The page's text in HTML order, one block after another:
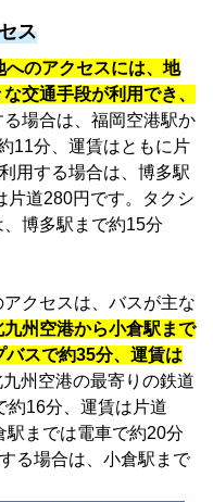
ス
のアクセスには、地
交通手段が利用でき、
場合は、福岡空港駅か
11分、運賃はともに片
用する場合は、博多駅
片道280円です。タクシ
博多駅まで約15分
クセスは、バスが主な
州空港から小倉駅まで
スで約35分、運賃は
九州空港の最寄りの鉄道
約16分、運賃は片道
までは電車で約20分
る場合は、小倉駅まで